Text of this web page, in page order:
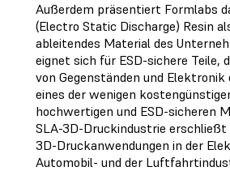
Außerdem präsentiert Formlabs
(Electro Static Discharge) Resin
ableitendes Material des
eignet sich für ESD-sichere Teile,
von Gegenständen und Elektronik
eines der wenigen
hochwertigen und ESD-sicheren
SLA-3D-Druckindustrie erschließt
3D-Druckanwendungen in der
Automobil- und der